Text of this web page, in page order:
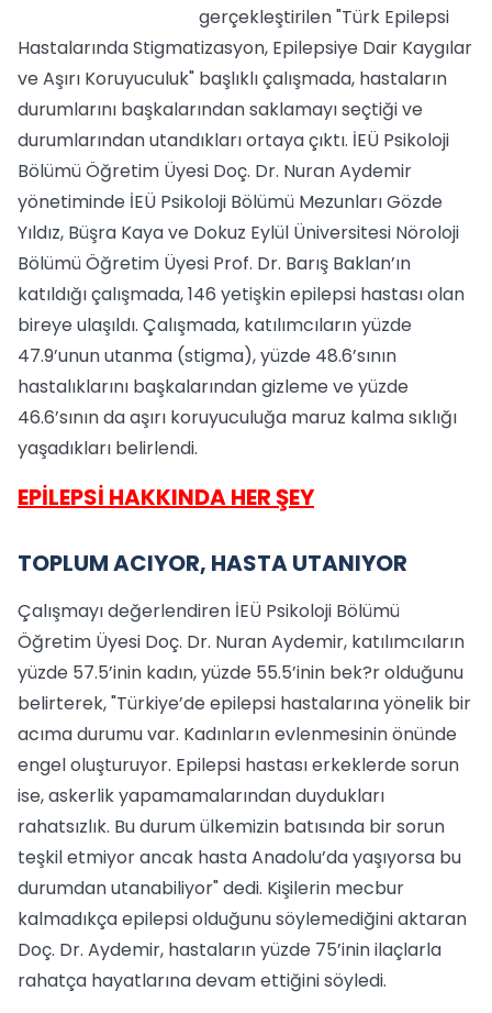
gerçekleştirilen "Türk Epilepsi
Hastalarında Stigmatizasyon, Epilepsiye Dair Kaygılar
ve Aşırı Koruyuculuk" başlıklı çalışmada, hastaların
durumlarını başkalarından saklamayı seçtiği ve
durumlarından utandıkları ortaya çıktı. İEÜ Psikoloji
Bölümü Öğretim Üyesi Doç. Dr. Nuran Aydemir
yönetiminde İEÜ Psikoloji Bölümü Mezunları Gözde
Yıldız, Büşra Kaya ve Dokuz Eylül Üniversitesi Nöroloji
Bölümü Öğretim Üyesi Prof. Dr. Barış Baklan’ın
katıldığı çalışmada, 146 yetişkin epilepsi hastası olan
bireye ulaşıldı. Çalışmada, katılımcıların yüzde
47.9’unun utanma (stigma), yüzde 48.6’sının
hastalıklarını başkalarından gizleme ve yüzde
46.6’sının da aşırı koruyuculuğa maruz kalma sıklığı
yaşadıkları belirlendi.
EPİLEPSİ HAKKINDA HER ŞEY
TOPLUM ACIYOR, HASTA UTANIYOR
Çalışmayı değerlendiren İEÜ Psikoloji Bölümü
Öğretim Üyesi Doç. Dr. Nuran Aydemir, katılımcıların
yüzde 57.5’inin kadın, yüzde 55.5’inin bek?r olduğunu
belirterek, "Türkiye’de epilepsi hastalarına yönelik bir
acıma durumu var. Kadınların evlenmesinin önünde
engel oluşturuyor. Epilepsi hastası erkeklerde sorun
ise, askerlik yapamamalarından duydukları
rahatsızlık. Bu durum ülkemizin batısında bir sorun
teşkil etmiyor ancak hasta Anadolu’da yaşıyorsa bu
durumdan utanabiliyor" dedi. Kişilerin mecbur
kalmadıkça epilepsi olduğunu söylemediğini aktaran
Doç. Dr. Aydemir, hastaların yüzde 75’inin ilaçlarla
rahatça hayatlarına devam ettiğini söyledi.